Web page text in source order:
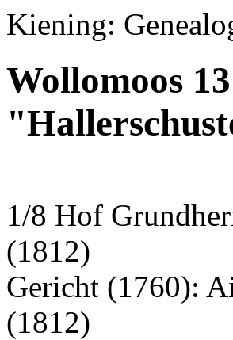
Kiening:
Wollomoos
1/8 Hof
(1812)
Gericht (1760):
(1812)